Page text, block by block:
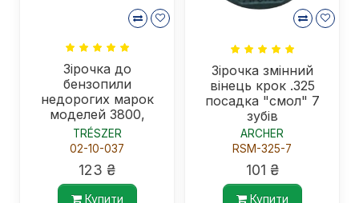
Зірочка до
бензопили
недорогих марок
моделей 3800,
PARTNER 340S,
340S, 360S
TRÉSZER
02-10-037
123 ₴
Купити
Зірочка змінний
вінець крок .325
посадка "смол" 7
зубів
ARCHER
RSM-325-7
101 ₴
Купити